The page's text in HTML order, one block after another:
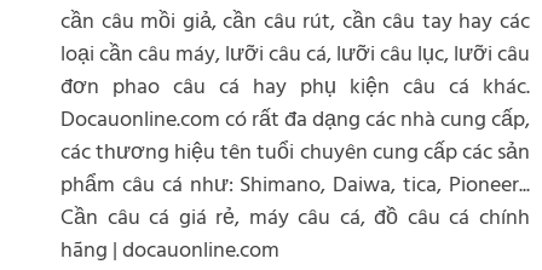
cần câu mồi giả, cần câu rút, cần câu tay hay các
loại cần câu máy, lưỡi câu cá, lưỡi câu lục, lưỡi câu
đơn phao câu cá hay phụ kiện câu cá khác.
Docauonline.com có rất đa dạng các nhà cung cấp,
các thương hiệu tên tuổi chuyên cung cấp các sản
phẩm câu cá như: Shimano, Daiwa, tica, Pioneer...
Cần câu cá giá rẻ, máy câu cá, đồ câu cá chính
hãng | docauonline.com